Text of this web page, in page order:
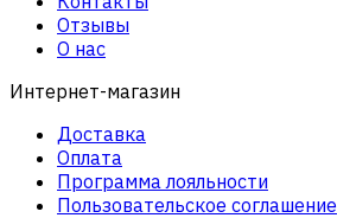
Отзывы
О нас
Интернет-магазин
Доставка
Оплата
Программа лояльности
Пользовательское соглашение